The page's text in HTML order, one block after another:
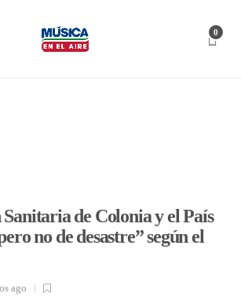
0
de Colonia y el País
no de desastre” según el
ago